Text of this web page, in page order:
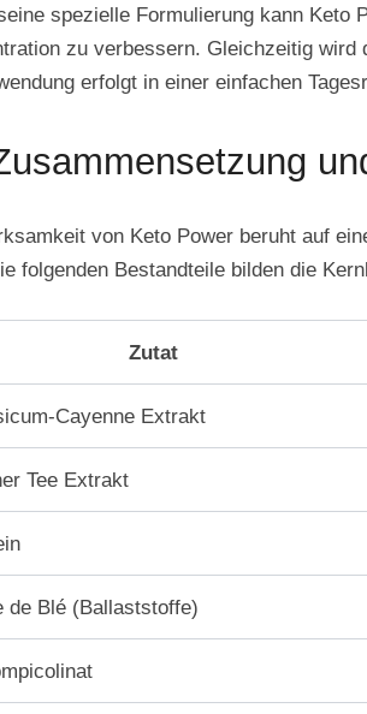
spezielle Formulierung kann Keto
zu verbessern. Gleichzeitig
erfolgt in einer einfachen
von Keto Power beruht auf
folgenden Bestandteile bilden die
Zutat
Cayenne Extrakt
Tee Extrakt
de Blé (Ballaststoffe)